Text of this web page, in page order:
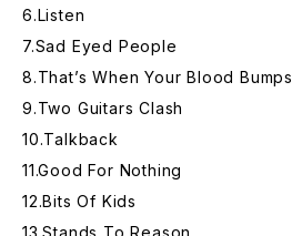
6.Listen
7.Sad Eyed People
8.That’s When Your Blood Bumps
9.Two Guitars Clash
10.Talkback
11.Good For Nothing
12.Bits Of Kids
13.Stands To Reason